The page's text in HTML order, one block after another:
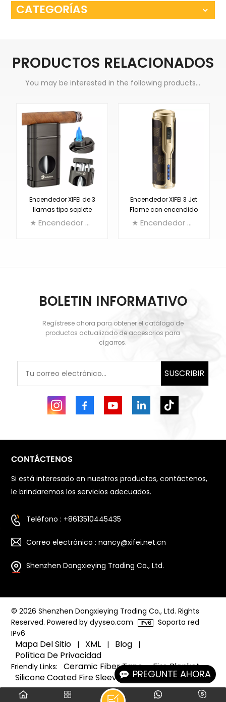
PREGUNTE AHORA
CATEGORÍAS
PRODUCTOS RELACIONADOS
You may be interested in the following products...
Encendedor XIFEI de 3
llamas tipo soplete
con cortador en V con
★ Encendedor de cigarros multifunción 3 en 1: encendedor de antorcha triple + cortador en V + soporte para cigarros
APRENDE MÁS
Encendedor XIFEI 3 Jet
Flame con encendido
electrónico
★ Encendedor de cigarros multifunción 3 en 1: encendedor de antorcha triple + cortador perforador + soporte para cigarros
APRENDE MÁS
BOLETIN INFORMATIVO
Regístrese ahora para obtener el catálogo de
productos actualizado de accesorios para
cigarros.
SUSCRIBIR
CONTÁCTENOS
Si está interesado en nuestros productos, contáctenos,
le brindaremos los servicios adecuados.
Teléfono : +8613510445435
Correo electrónico : nancy@xifei.net.cn
Shenzhen Dongxieying Trading Co., Ltd.
© 2026 Shenzhen Dongxieying Trading Co., Ltd. Rights
Reserved. Powered by dyyseo.com
Soporta red
IPv6
Mapa Del Sitio | XML | Blog |
Política De Privacidad
Friendly Links: Ceramic Fiber Tape
Fire Blanket
Silicone Coated Fire Sleeve